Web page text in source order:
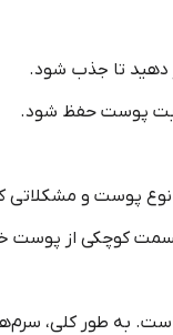
دهید تا جذب شود.
پوست حفظ شود.
پوست و مشکلاتی
قسمت کوچکی از
به طور کلی،